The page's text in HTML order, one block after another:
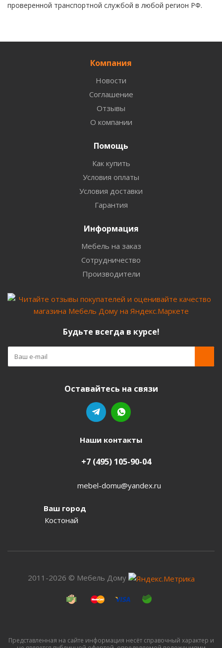
проверенной транспортной службой в любой регион РФ.
Компания
Новости
Соглашение
Отзывы
О компании
Помощь
Как купить
Условия оплаты
Условия доставки
Гарантия
Информация
Мебель на заказ
Сотрудничество
Производители
Будьте всегда в курсе!
Оставайтесь на связи
Наши контакты
+7 (495) 105-90-04
mebel-domu@yandex.ru
Ваш город
Костонай
2011-2026 © Мебель Дому
Представленная на сайте информация несёт справочный характер и